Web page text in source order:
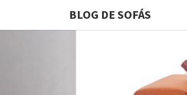
BLOG DE SOFÁS